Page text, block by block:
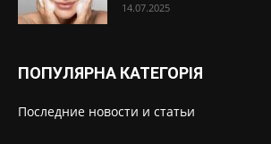
14.07.2025
ПОПУЛЯРНА КАТЕГОРІЯ
Последние новости и статьи